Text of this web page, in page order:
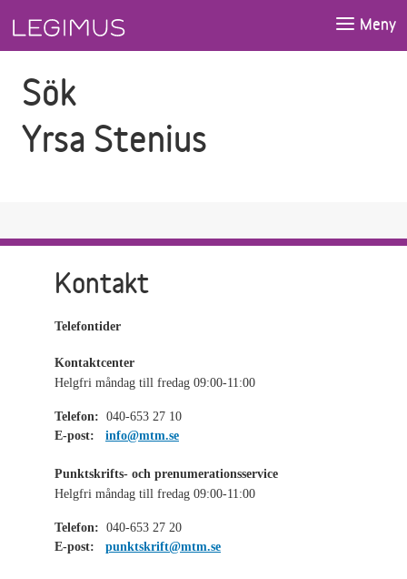
Meny
Sök
Yrsa Stenius
Kontakt
Telefontider
Kontaktcenter
Helgfri måndag till fredag 09:00-11:00
Telefon: 040-653 27 10
E-post:
info@mtm.se
Punktskrifts- och prenumerationsservice
Helgfri måndag till fredag 09:00-11:00
Telefon: 040-653 27 20
E-post:
punktskrift@mtm.se